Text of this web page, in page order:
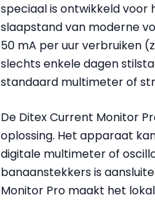
speciaal is ontwikkeld
slaapstand van moderne
50 mA per uur verbruiken
slechts enkele dagen
standaard multimeter of
De Ditex Current Monitor
oplossing. Het apparaat
digitale multimeter of
banaanstekkers is
Monitor Pro maakt het